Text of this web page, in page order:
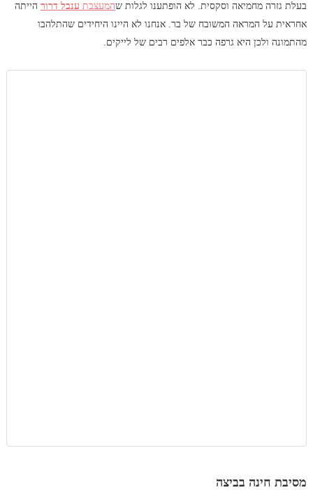
בעלת גזרה מחמיאה וסקסית. לא הופתענו לגלות שהמעצבת ענבל דרורהייתה
אחראית על המראה המשובח של בר. אנחנו לא היינו היחידים שהתלהבו
מהתמונה ולכן היא גרפה כבר אלפים רבים של לייקים.
מסיבת חינה בביצה